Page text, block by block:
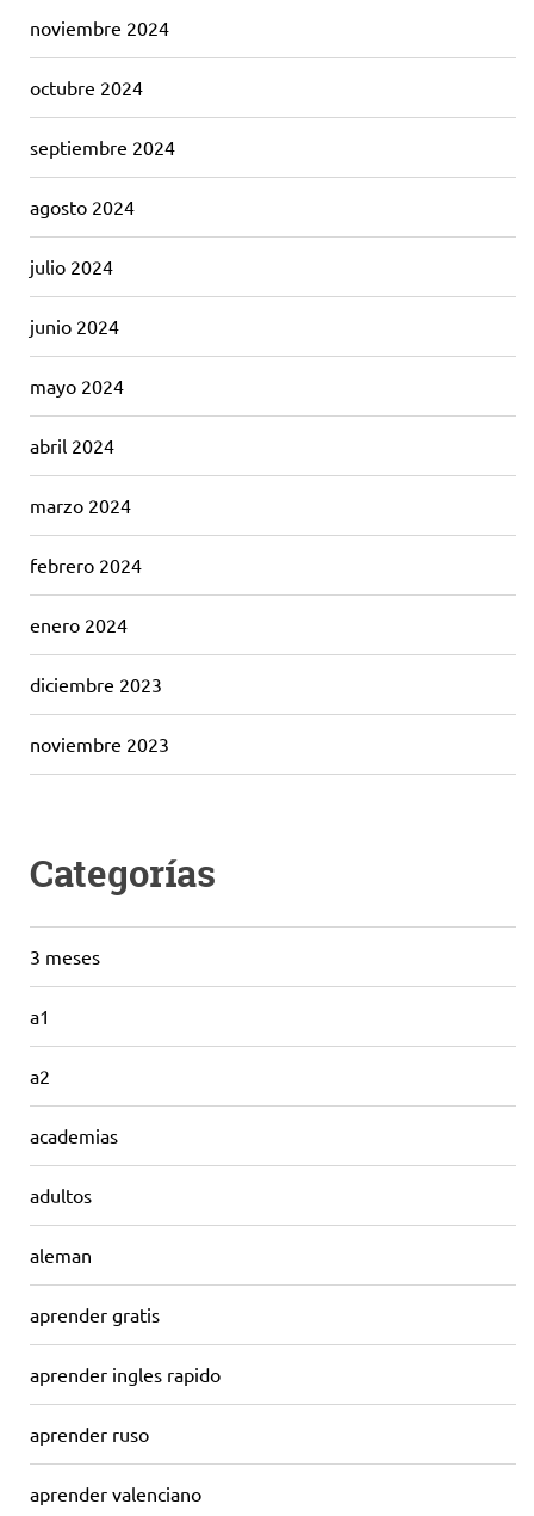
noviembre 2024
octubre 2024
septiembre 2024
agosto 2024
julio 2024
junio 2024
mayo 2024
abril 2024
marzo 2024
febrero 2024
enero 2024
diciembre 2023
noviembre 2023
Categorías
3 meses
a1
a2
academias
adultos
aleman
aprender gratis
aprender ingles rapido
aprender ruso
aprender valenciano